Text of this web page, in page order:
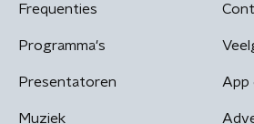
Frequenties
Programma's
Presentatoren
Muziek
App